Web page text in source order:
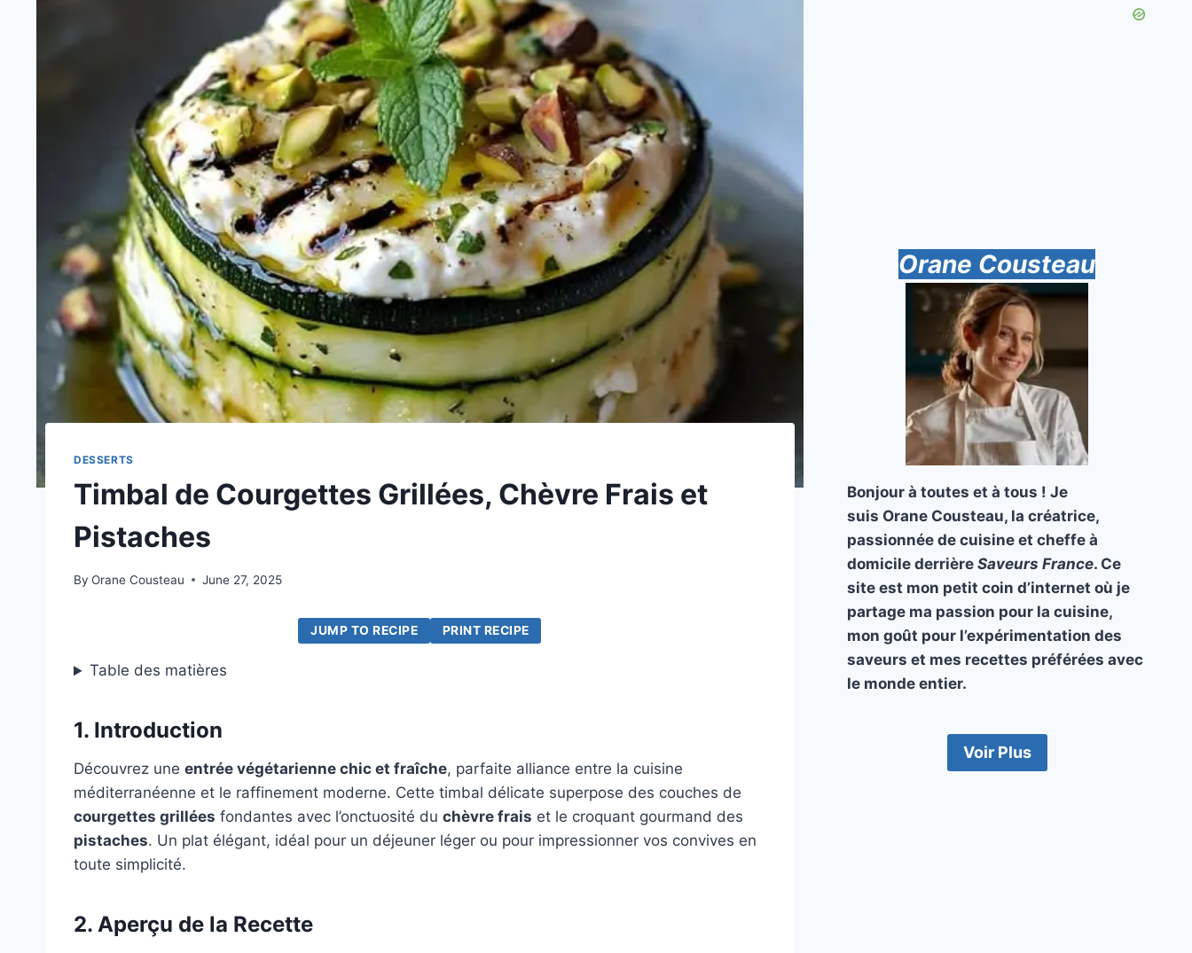
DESSERTS
Timbal de Courgettes Grillées, Chèvre Frais et
Pistaches
By Orane Cousteau June 27, 2025
JUMP TO RECIPE PRINT RECIPE
Table des matières
1. Introduction
Découvrez une entrée végétarienne chic et fraîche, parfaite alliance entre la cuisine
méditerranéenne et le raffinement moderne. Cette timbal délicate superpose des couches de
courgettes grillées fondantes avec l’onctuosité du chèvre frais et le croquant gourmand des
pistaches. Un plat élégant, idéal pour un déjeuner léger ou pour impressionner vos convives en
toute simplicité.
2. Aperçu de la Recette
Orane Cousteau
Bonjour à toutes et à tous ! Je
suis Orane Cousteau, la créatrice,
passionnée de cuisine et cheffe à
domicile derrièreSaveurs France. Ce
site est mon petit coin d’internet où je
partage ma passion pour la cuisine,
mon goût pour l’expérimentation des
saveurs et mes recettes préférées avec
le monde entier.
Voir Plus